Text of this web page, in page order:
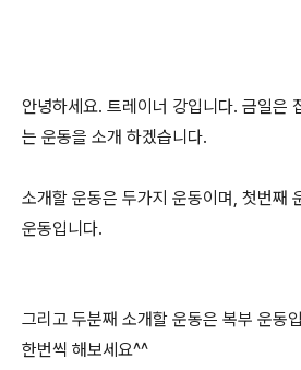
안녕하세요. 트레이너 강입니다. 금일은
는 운동을 소개 하겠습니다.
소개할 운동은 두가지 운동이며, 첫번째
운동입니다.
그리고 두분째 소개할 운동은 복부 운동
한번씩 해보세요^^